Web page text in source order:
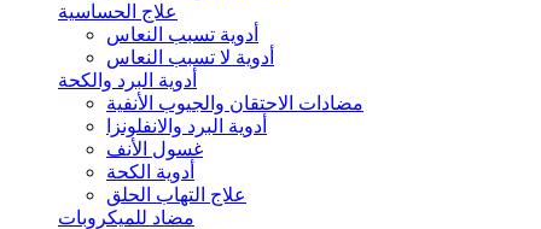
علاج الحساسية
أدوية تسبب النعاس
أدوية لا تسبب النعاس
أدوية البرد والكحة
مضادات الاحتقان والجيوب الأنفية
أدوية البرد والانفلونزا
غسول الأنف
أدوية الكحة
علاج التهاب الحلق
مضاد للميكروبات